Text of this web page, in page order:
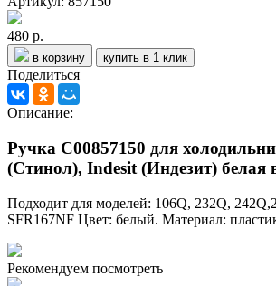
480 р.
в корзину купить в 1 клик
Поделиться
Описание:
Ручка C00857150 для
(Стинол), Indesit (Индезит) белая
Подходит для моделей: 106Q, 232Q,
SFR167NF Цвет: белый. Материал:
Рекомендуем посмотреть